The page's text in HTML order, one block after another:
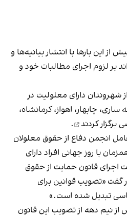
از این بارها با انتشار بیانیه‌ها و
بر لزوم اجرای مطالبات خود و
شماری از شهروندان دارای معلولیت در
چابهار، اهواز، کرمانشاه،
برگزار کردند
.
انجمن دفاع از حقوق معلولان
۱۲ آذرماه، همزمان با روز جهانی افراد دارای
اجرای قانون حمایت از حقوق
گفت «تصویب قوانین برای
تبدیل شده است.»
از نیم دهه از تصویب این قانون